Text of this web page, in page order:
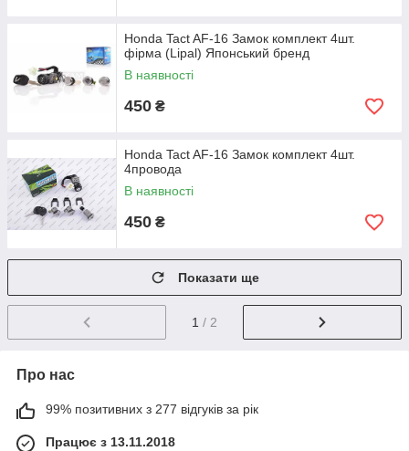
Honda Tact AF-16 Замок комплект 4шт.
фірма (Lipal) Японський бренд
В наявності
450 ₴
Honda Tact AF-16 Замок комплект 4шт.
4провода
В наявності
450 ₴
Показати ще
1 / 2
Про нас
99% позитивних з 277 відгуків за рік
Працює з 13.11.2018